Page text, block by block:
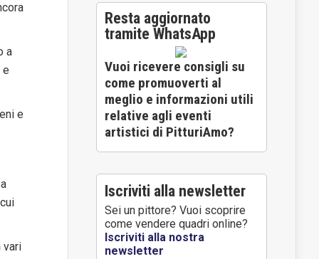
a
e
e
vari
Resta aggiornato
tramite WhatsApp
Vuoi ricevere consigli su
come promuoverti al
meglio e informazioni utili
relative agli eventi
artistici di PitturiAmo?
Iscriviti alla newsletter
Sei un pittore? Vuoi scoprire
come vendere quadri online?
Iscriviti alla nostra
newsletter